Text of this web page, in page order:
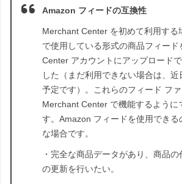
Amazon フィードの互換性
Merchant Center を初めて利用する
で使用している形式の商品フィー
Center アカウントにアップロード
した（まだ利用できない場合は、近
予定です）。これらのフィード フ
Merchant Center で機能するように
す。Amazon フィードを使用できる
な場合です。
・完全な商品データがあり、商品
の更新を行いたい。